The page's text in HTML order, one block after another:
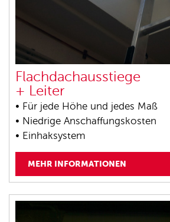
Flachdachausstiege
+ Leiter
• Für jede Höhe und jedes Maß
• Niedrige Anschaffungskosten
• Einhaksystem
MEHR INFORMATIONEN